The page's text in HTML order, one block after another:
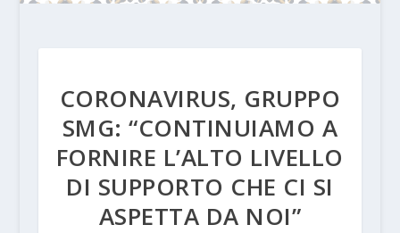
CORONAVIRUS, GRUPPO
SMG: “CONTINUIAMO A
FORNIRE L’ALTO LIVELLO
DI SUPPORTO CHE CI SI
ASPETTA DA NOI”